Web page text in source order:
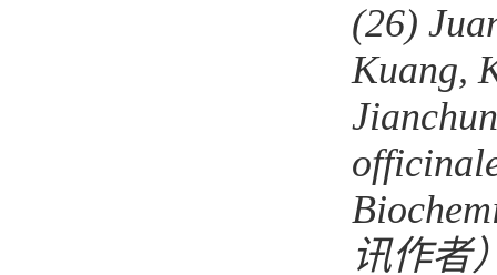
(26)
Kuang,
Jianchu
讯作者